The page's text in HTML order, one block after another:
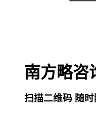
南方略咨
扫描二维码 随